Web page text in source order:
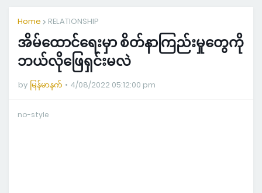
Home RELATIONSHIP
အိမ်ထောင်ရေးမှာ စိတ်နာကြည်းမှုတွေကို
ဘယ်လိုဖြေရှင်းမလဲ
by မြန်မာနက် 4/08/2022 05:12:00 pm
no-style